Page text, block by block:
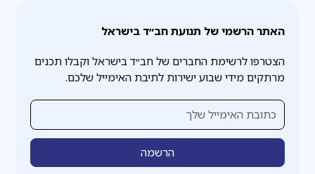
האתר הרשמי של תנועת חב״ד בישראל
הצטרפו לרשימת החברים של חב״ד בישראל וקבלו תכנים
מרתקים מידי שבוע ישירות לתיבת האימייל שלכם.